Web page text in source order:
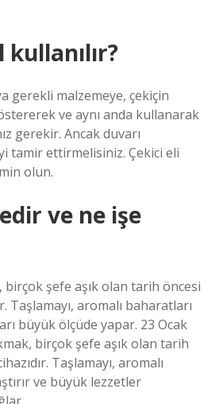
kullanılır?
gerekli malzemeye, çekiçin
ve aynı anda kullanarak
gerekir. Ancak duvarı
tamir ettirmelisiniz. Çekici eli
olun.
ve ne işe
şefe aşık olan tarih öncesi
Taşlamayı, aromalı baharatları
büyük ölçüde yapar. 23 Ocak
birçok şefe aşık olan tarih
Taşlamayı, aromalı
ve büyük lezzetler